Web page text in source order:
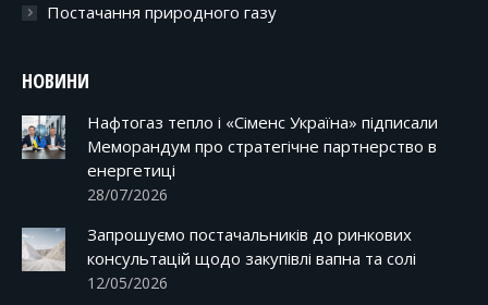
Постачання природного газу
НОВИНИ
Нафтогаз тепло і «Сіменс Україна» підписали
Меморандум про стратегічне партнерство в
енергетиці
28/07/2026
Запрошуємо постачальників до ринкових
консультацій щодо закупівлі вапна та солі
12/05/2026